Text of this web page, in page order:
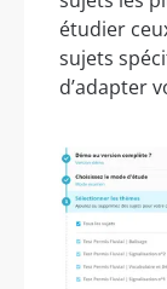
étudier
sujets
d’adapter